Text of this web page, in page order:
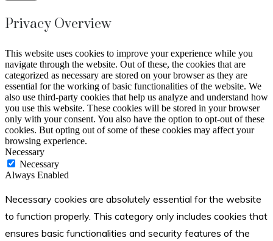
Privacy Overview
This website uses cookies to improve your experience while you
navigate through the website. Out of these, the cookies that are
categorized as necessary are stored on your browser as they are
essential for the working of basic functionalities of the website. We
also use third-party cookies that help us analyze and understand how
you use this website. These cookies will be stored in your browser
only with your consent. You also have the option to opt-out of these
cookies. But opting out of some of these cookies may affect your
browsing experience.
Necessary
Necessary
Always Enabled
Necessary cookies are absolutely essential for the website
to function properly. This category only includes cookies that
ensures basic functionalities and security features of the